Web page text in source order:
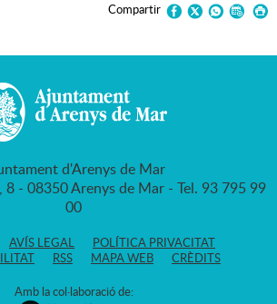
Compartir
d'Arenys de Mar
8 - 08350 Arenys de Mar - Tel. 93 795 99
00
AVÍS LEGAL
POLÍTICA PRIVACITAT
RSS MAPA WEB CRÈDITS
Amb la col·laboració de: